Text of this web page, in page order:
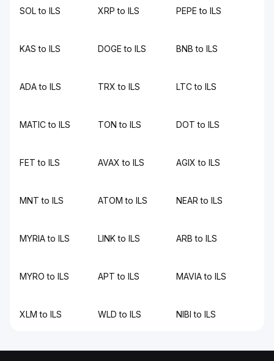
SOL to ILS XRP to ILS PEPE to ILS
KAS to ILS DOGE to ILS BNB to ILS
ADA to ILS TRX to ILS LTC to ILS
MATIC to ILS TON to ILS DOT to ILS
FET to ILS AVAX to ILS AGIX to ILS
MNT to ILS ATOM to ILS NEAR to ILS
MYRIA to ILS LINK to ILS ARB to ILS
MYRO to ILS APT to ILS MAVIA to ILS
XLM to ILS WLD to ILS NIBI to ILS